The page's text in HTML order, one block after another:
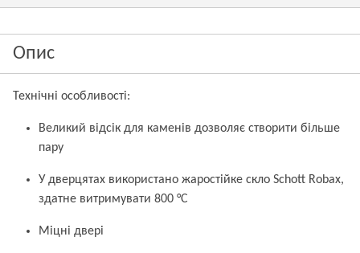
Опис
Технічні особливості:
Великий відсік для каменів дозволяє створити більше
пару
У дверцятах використано жаростійке скло Schott Robax,
здатне витримувати 800 °С
Міцні двері